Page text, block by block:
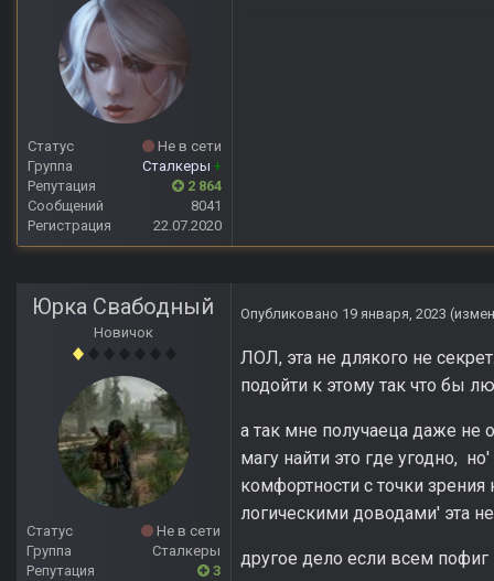
Статус
Не в сети
Группа
Сталкеры +
Репутация
2 864
Сообщений
8041
Регистрация
22.07.2020
Юрка Свабодный
Новичок
Статус
Не в сети
Группа
Сталкеры
Репутация
3
Опубликовано 19 января, 2023
ЛОЛ, эта не длякого не
подойти к этому так что бы
а так мне получаеца даже не
магу найти это где угодно,
комфортности с точки
логическими доводами' эта
другое дело если всем пофиг